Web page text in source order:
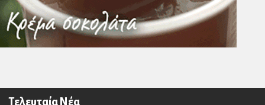
Τελευταία Νέα